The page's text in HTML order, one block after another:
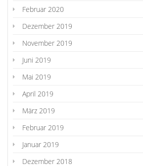
Februar 2020
Dezember 2019
November 2019
Juni 2019
Mai 2019
April 2019
März 2019
Februar 2019
Januar 2019
Dezember 2018